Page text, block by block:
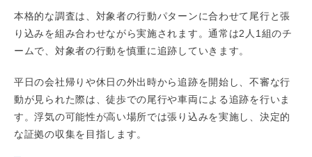
本格的な調査は、対象者の行動パターンに合わせて尾行と張
り込みを組み合わせながら実施されます。通常は2人1組のチ
ームで、対象者の行動を慎重に追跡していきます。
平日の会社帰りや休日の外出時から追跡を開始し、不審な行
動が見られた際は、徒歩での尾行や車両による追跡を行いま
す。浮気の可能性が高い場所では張り込みを実施し、決定的
な証拠の収集を目指します。